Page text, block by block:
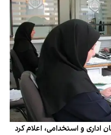
اداری و استخدامی، اعلام کرد